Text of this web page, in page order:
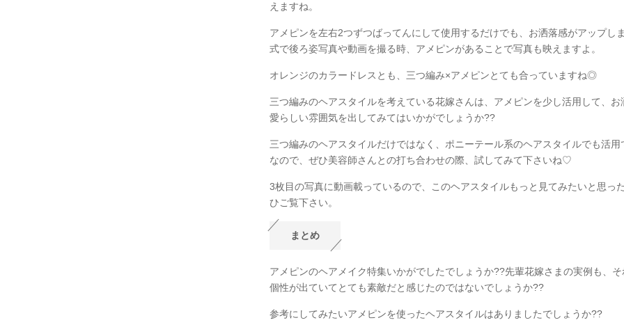
えますね。
アメピンを左右2つずつばってんにして使用するだけでも、お洒落感がアップし
式で後ろ姿写真や動画を撮る時、アメピンがあることで写真も映えますよ。
オレンジのカラードレスとも、三つ編み×アメピンとても合っていますね◎
三つ編みのヘアスタイルを考えている花嫁さんは、アメピンを少し活用して、お
愛らしい雰囲気を出してみてはいかがでしょうか??
三つ編みのヘアスタイルだけではなく、ポニーテール系のヘアスタイルでも活用
なので、ぜひ美容師さんとの打ち合わせの際、試してみて下さいね♡
3枚目の写真に動画載っているので、このヘアスタイルもっと見てみたいと思っ
ひご覧下さい。
まとめ
アメピンのヘアメイク特集いかがでしたでしょうか??先輩花嫁さまの実例も、そ
個性が出ていてとても素敵だと感じたのではないでしょうか??
参考にしてみたいアメピンを使ったヘアスタイルはありましたでしょうか??